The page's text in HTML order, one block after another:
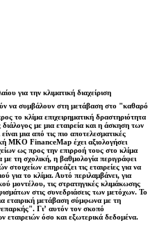
για την κλιματική διαχείριση
να συμβάλουν στη μετάβαση στο "καθαρό
το κλίμα επιχειρηματική δραστηριότητα
με μια εταιρεία και η άσκηση των
μια από τις πιο αποτελεσματικές
ΜΚΟ FinanceMap έχει αξιολογήσει
ως προς την επιρροή τους στο κλίμα
με τη σχολική, η βαθμολογία περιγράφει
στοιχείων επηρεάζει τις εταιρείες για να
για το κλίμα. Αυτό περιλαμβάνει, για
μοντέλου, τις στρατηγικές κλιμάκωσης
στις συνεδριάσεις των μετόχων. Το
εταιρική μετάβαση σύμφωνα με τη
Γι’ αυτόν τον σκοπό
εταιρειών όσο και εξωτερικά δεδομένα.